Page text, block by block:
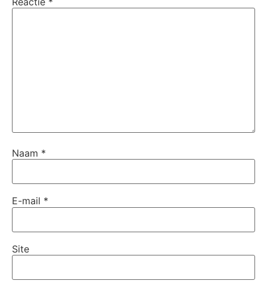
Naam *
E-mail *
Site